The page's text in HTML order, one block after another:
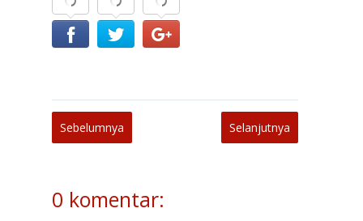
Sebelumnya Selanjutnya
0 komentar: